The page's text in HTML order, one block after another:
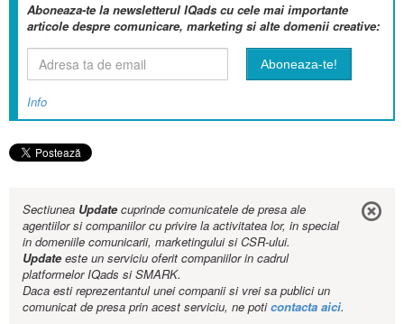
Aboneaza-te la newsletterul IQads cu cele mai importante
articole despre comunicare, marketing si alte domenii creative:
Info
Sectiunea Updatecuprinde comunicatele de presa ale
agentiilor si companiilor cu privire la activitatea lor, in special
in domeniile comunicarii, marketingului si CSR-ului.
Updateeste un serviciu oferit companiilor in cadrul
platformelor IQads si SMARK.
Daca esti reprezentantul unei companii si vrei sa publici un
comunicat de presa prin acest serviciu, ne poticontacta aici.